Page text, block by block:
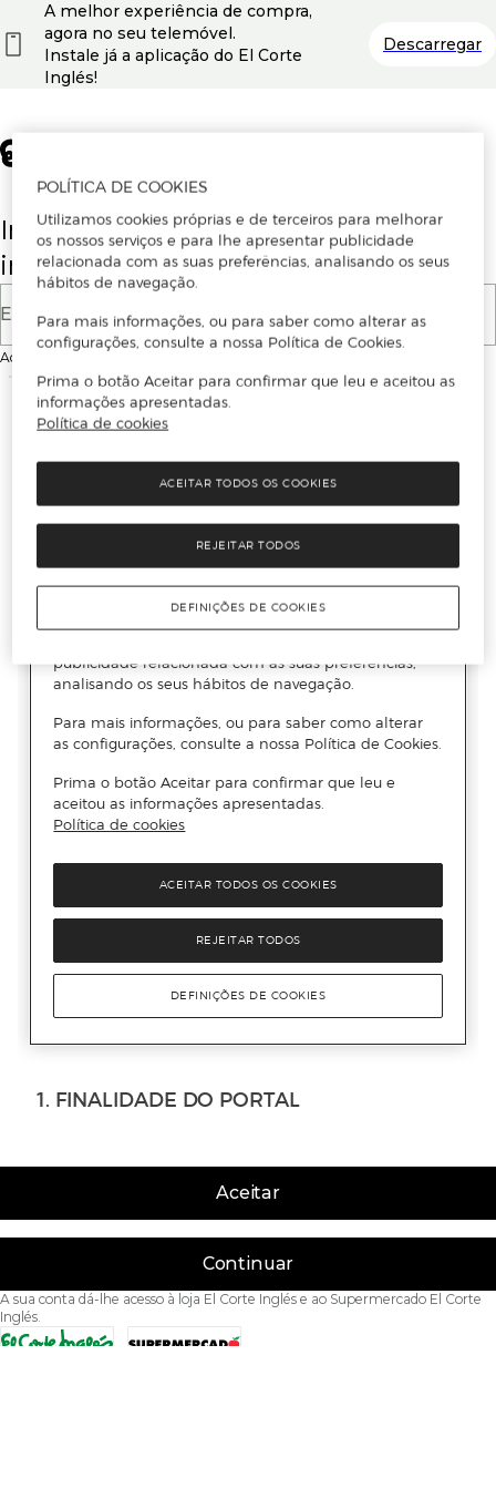
Insira o seu email para se registar ou
iniciar sessão.
E-mail
Ao continuar, aceitas as
Aceitar
Continuar
A sua conta dá-lhe acesso à loja El Corte Inglés e ao Supermercado El Corte
Inglés.
A melhor experiência de compra,
agora no seu telemóvel.
Instale já a aplicação do El Corte
Inglés!
Descarregar
POLÍTICA DE COOKIES
Utilizamos cookies próprias e de terceiros para melhorar
os nossos serviços e para lhe apresentar publicidade
relacionada com as suas preferências, analisando os seus
hábitos de navegação.
Para mais informações, ou para saber como alterar as
configurações, consulte a nossa Política de Cookies.
Prima o botão Aceitar para confirmar que leu e aceitou as
informações apresentadas.
Política de cookies
REJEITAR TODOS
ACEITAR TODOS OS COOKIES
DEFINIÇÕES DE COOKIES